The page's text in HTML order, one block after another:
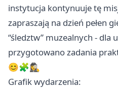
instytucja kontynuuje tę
zapraszają na dzień pełen
“śledztw” muzealnych - dla
przygotowano zadania
😊🧩🕵️‍♀️
Grafik wydarzenia: